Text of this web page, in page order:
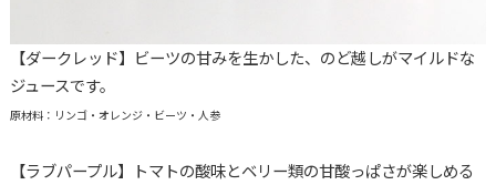
【ダークレッド】ビーツの甘みを生かした、のど越しがマイルドな
ジュースです。
原材料：リンゴ・オレンジ・ビーツ・人参
【ラブパープル】トマトの酸味とベリー類の甘酸っぱさが楽しめる